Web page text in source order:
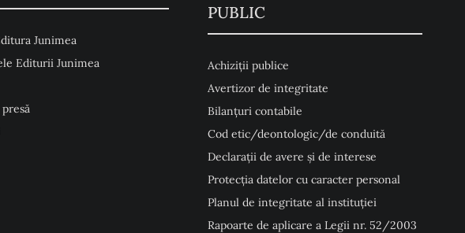
Junimea
Editurii Junimea
PUBLIC
Achiziții publice
Avertizor de integritate
Bilanțuri contabile
Cod etic/deontologic/de conduită
Declarații de avere și de interese
Protecția datelor cu caracter personal
Planul de integritate al instituției
Rapoarte de aplicare a Legii nr. 52/2003